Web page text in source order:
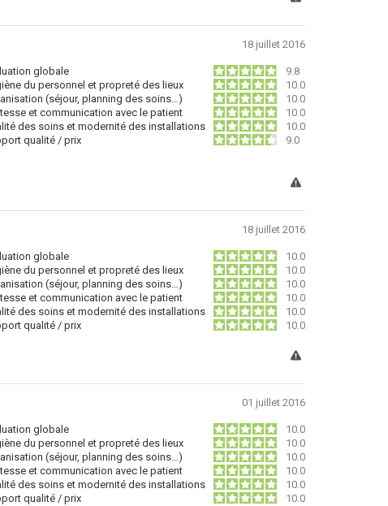
18 juillet 2016
globale
9.8
du personnel et propreté des lieux
10.0
(séjour, planning des soins…)
10.0
et communication avec le patient
10.0
des soins et modernité des installations
10.0
qualité / prix
9.0
18 juillet 2016
globale
10.0
du personnel et propreté des lieux
10.0
(séjour, planning des soins…)
10.0
et communication avec le patient
10.0
des soins et modernité des installations
10.0
qualité / prix
10.0
01 juillet 2016
globale
10.0
du personnel et propreté des lieux
10.0
(séjour, planning des soins…)
10.0
et communication avec le patient
10.0
des soins et modernité des installations
10.0
qualité / prix
10.0